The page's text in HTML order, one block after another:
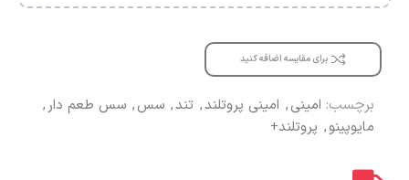
برای مقایسه اضافه کنید
برچسب: امینی, امینی پروتلند, تند, سس, سس طعم دار,
مایوپینو, پروتلند+